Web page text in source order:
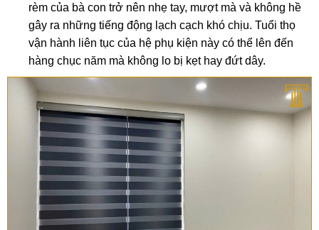
rèm của bà con trở nên nhẹ tay, mượt mà và không hề
gây ra những tiếng động lạch cạch khó chịu. Tuổi thọ
vận hành liên tục của hệ phụ kiện này có thể lên đến
hàng chục năm mà không lo bị kẹt hay đứt dây.